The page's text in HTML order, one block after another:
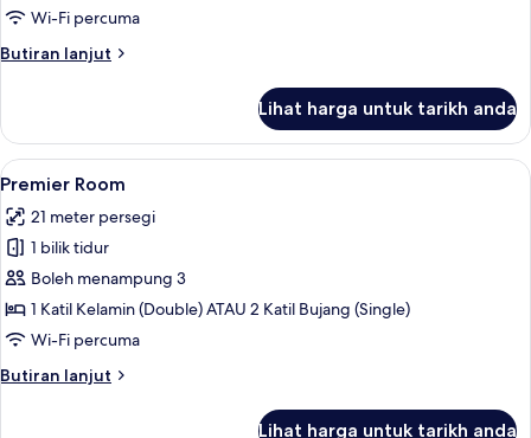
Wi-Fi percuma
Butiran lanjut
Butiran
Room
Lihat harga untuk tarikh anda
Lihat
semua
foto
untuk
Premier
Room
8
Premier Room
21 meter persegi
1 bilik tidur
Boleh menampung 3
1 Katil Kelamin (Double) ATAU 2 Katil Bujang (Single)
Wi-Fi percuma
Butiran lanjut
Butiran
Lihat harga untuk tarikh anda